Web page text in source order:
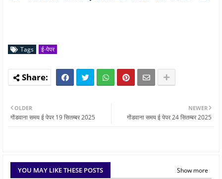
Tags ई-पेपर
NEWER
गोंडवाना समय ई पेपर 24 सितम्बर 2025
OLDER
गोंडवाना समय ई पेपर 19 सितम्बर 2025
YOU MAY LIKE THESE POSTS Show more